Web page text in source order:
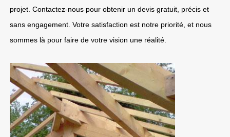
projet. Contactez-nous pour obtenir un devis gratuit, précis et
sans engagement. Votre satisfaction est notre priorité, et nous
sommes là pour faire de votre vision une réalité.